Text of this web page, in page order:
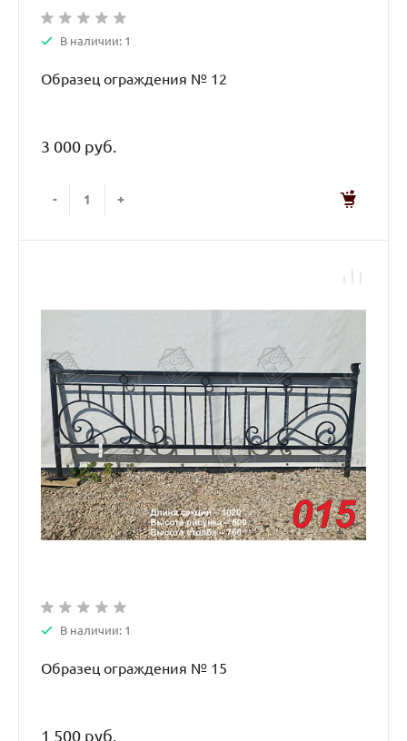
В наличии: 1
Образец ограждения № 12
3 000 руб.
- +
В наличии: 1
Образец ограждения № 15
1 500 руб.